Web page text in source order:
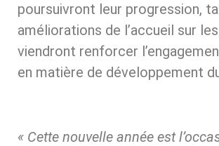
poursuivront leur progression,
améliorations de l’accueil sur
viendront renforcer
en matière de développement
« Cette nouvelle année est